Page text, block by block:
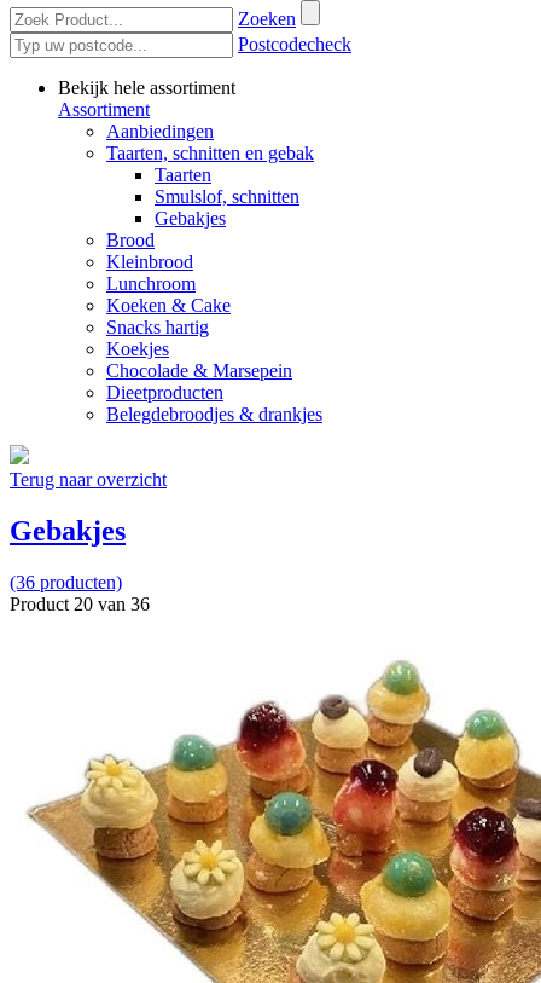
Zoeken
Postcodecheck
Bekijk hele assortiment
Assortiment
Aanbiedingen
Taarten, schnitten en gebak
Taarten
Smulslof, schnitten
Gebakjes
Brood
Kleinbrood
Lunchroom
Koeken & Cake
Snacks hartig
Koekjes
Chocolade & Marsepein
Dieetproducten
Belegdebroodjes & drankjes
Terug naar overzicht
Gebakjes
(36 producten)
Product 20 van 36